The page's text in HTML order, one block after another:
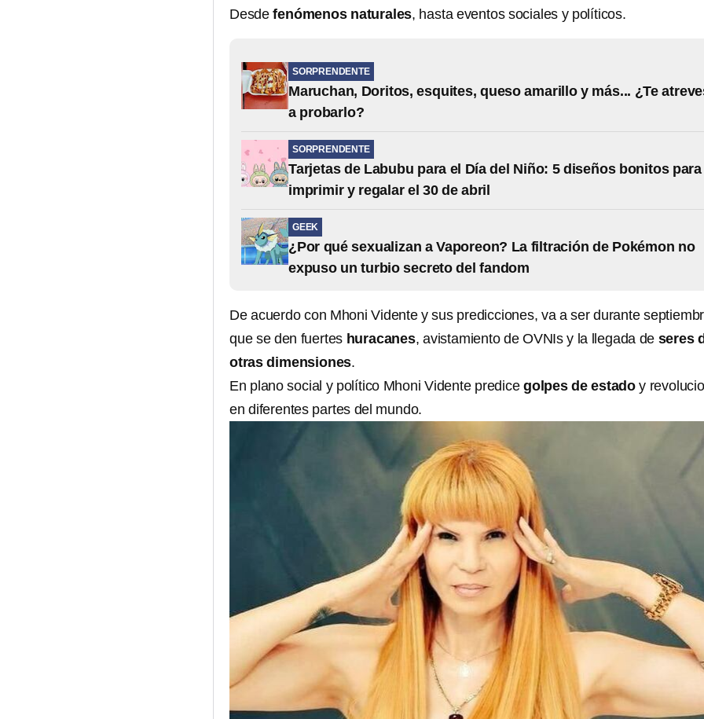
Desdefenómenos naturales, hasta eventos sociales y políticos.
SORPRENDENTE
Maruchan, Doritos, esquites, queso amarillo y más... ¿Te
a probarlo?
SORPRENDENTE
Tarjetas de Labubu para el Día del Niño: 5 diseños bonitos para
imprimir y regalar el 30 de abril
GEEK
¿Por qué sexualizan a Vaporeon? La filtración de Pokémon no
expuso un turbio secreto del fandom
De acuerdo con Mhoni Vidente y sus predicciones, va a ser durante
que se den fuertes huracanes, avistamiento de OVNIs y la llegada de seres
otras dimensiones.
En plano social y político Mhoni Vidente predice golpes de estado y
en diferentes partes del mundo.